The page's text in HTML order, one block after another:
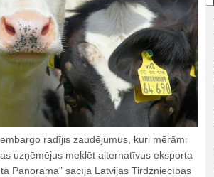
radījis zaudējumus, kuri mērāmi
uzņēmējus meklēt alternatīvus eksporta
Panorāma” sacīja Latvijas Tirdzniecības